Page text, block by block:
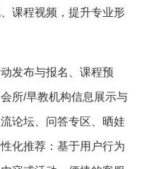
课程视频，提升专业形
发布与报名、课程预
所/早教机构信息展示与
论坛、问答专区、晒娃
化推荐：基于用户行为